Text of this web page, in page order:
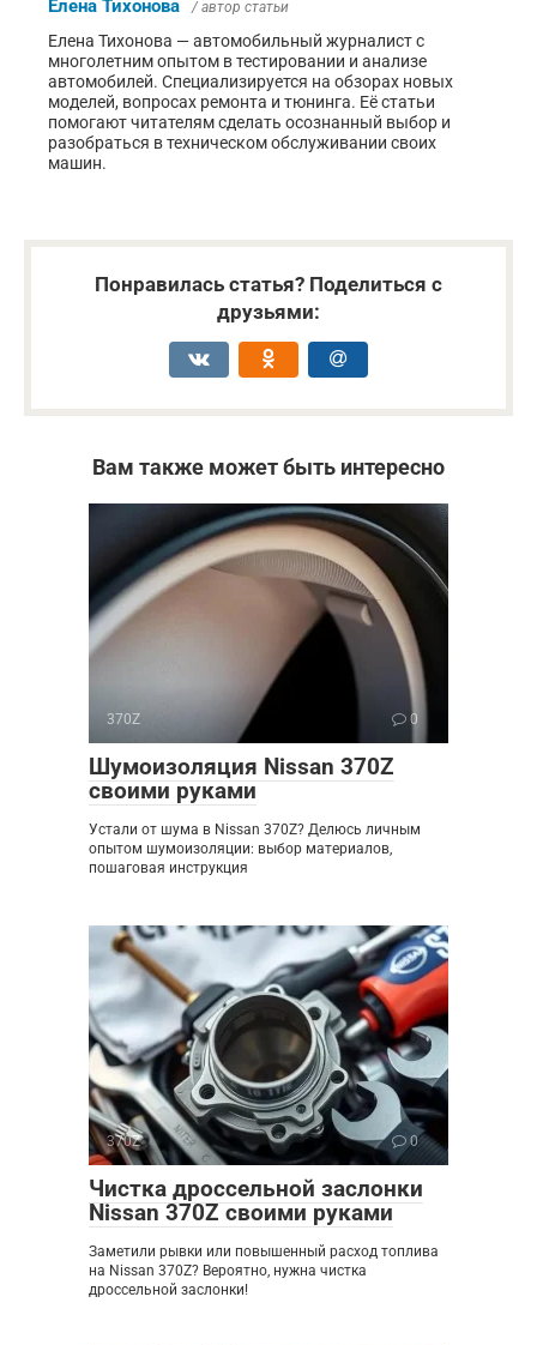
Елена Тихонова / автор статьи
Елена Тихонова — автомобильный журналист с
многолетним опытом в тестировании и анализе
автомобилей. Специализируется на обзорах новых
моделей, вопросах ремонта и тюнинга. Её статьи
помогают читателям сделать осознанный выбор и
разобраться в техническом обслуживании своих
машин.
Понравилась статья? Поделиться с
друзьями:
Вам также может быть интересно
370Z 0
Шумоизоляция Nissan 370Z
своими руками
Устали от шума в Nissan 370Z? Делюсь личным
опытом шумоизоляции: выбор материалов,
пошаговая инструкция
370Z 0
Чистка дроссельной заслонки
Nissan 370Z своими руками
Заметили рывки или повышенный расход топлива
на Nissan 370Z? Вероятно, нужна чистка
дроссельной заслонки!